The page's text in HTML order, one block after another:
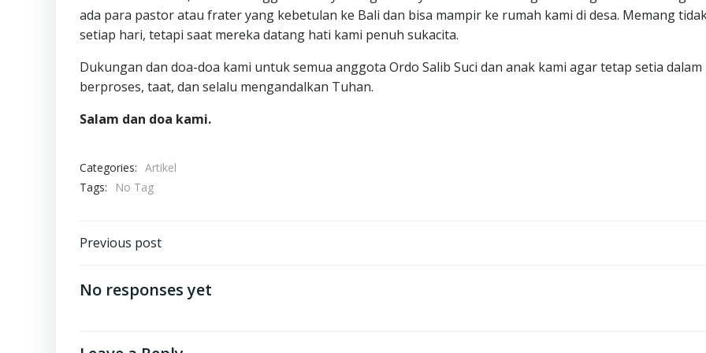
ada para pastor atau frater yang kebetulan ke Bali dan bisa mampir ke rumah kami di desa. Memang
setiap hari, tetapi saat mereka datang hati kami penuh sukacita.
Dukungan dan doa-doa kami untuk semua anggota Ordo Salib Suci dan anak kami agar tetap setia dalam
berproses, taat, dan selalu mengandalkan Tuhan.
Salam dan doa kami.
Categories: Artikel
Tags:
No Tag
Post
navigation
Previous post
No responses yet